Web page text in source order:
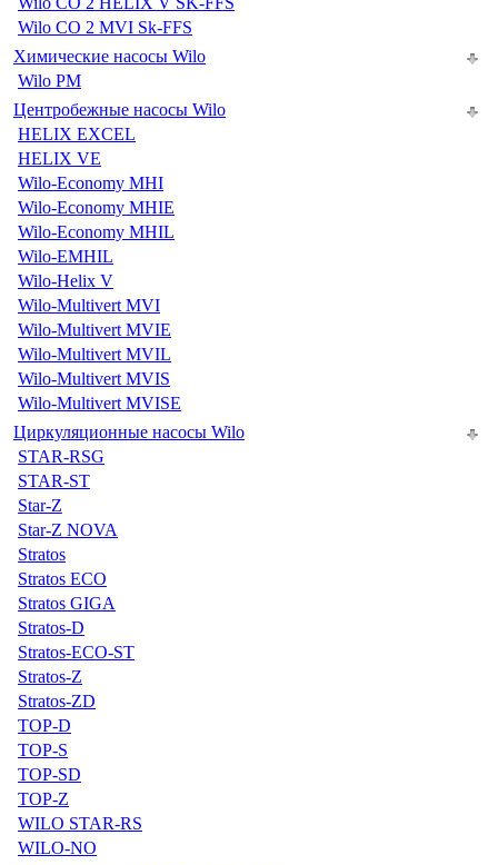
Wilo CO 2 MVI Sk-FFS
Химические насосы Wilo
Wilo PM
Центробежные насосы Wilo
HELIX EXCEL
HELIX VE
Wilo-Economy MHI
Wilo-Economy MHIE
Wilo-Economy MHIL
Wilo-EMHIL
Wilo-Helix V
Wilo-Multivert MVI
Wilo-Multivert MVIE
Wilo-Multivert MVIL
Wilo-Multivert MVIS
Wilo-Multivert MVISE
Циркуляционные насосы Wilo
STAR-RSG
STAR-ST
Star-Z
Star-Z NOVA
Stratos
Stratos ECO
Stratos GIGA
Stratos-D
Stratos-ECO-ST
Stratos-Z
Stratos-ZD
TOP-D
TOP-S
TOP-SD
TOP-Z
WILO STAR-RS
WILO-NO